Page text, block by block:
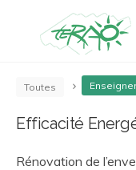
Toutes
Efficacité
Rénovation de